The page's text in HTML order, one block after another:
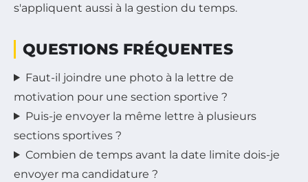
s'appliquent aussi à la gestion du temps.
QUESTIONS FRÉQUENTES
Faut-il joindre une photo à la lettre de
motivation pour une section sportive ?
Puis-je envoyer la même lettre à plusieurs
sections sportives ?
Combien de temps avant la date limite dois-je
envoyer ma candidature ?